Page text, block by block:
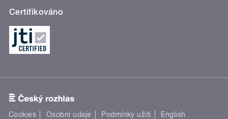
Certifikováno
Cookies Osobní údaje Podmínky užití English